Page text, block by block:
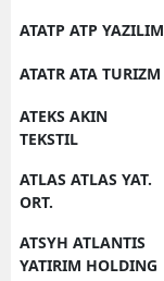
ATATP ATP YAZILIM
ATATR ATA TURIZM
ATEKS AKIN
TEKSTIL
ATLAS ATLAS YAT.
ORT.
ATSYH ATLANTIS
YATIRIM HOLDING